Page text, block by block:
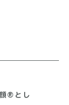
®とし